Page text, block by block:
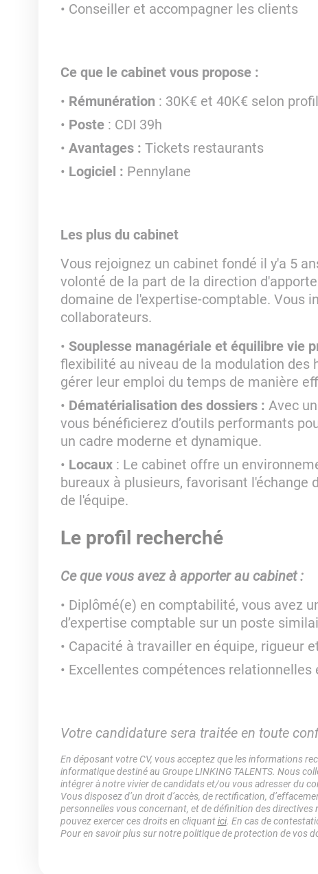
Conseiller et accompagner les clients
Ce que le cabinet vous propose :
Rémunération : 30K€ et 40K€ selon profil
Poste: CDI 39h
Avantages : Tickets restaurants
Logiciel : Pennylane
Les plus du cabinet
Vous rejoignez un cabinet fondé il y'a 5
volonté de la part de la direction
domaine de l'expertise-comptable. Vous
collaborateurs.
Souplesse managériale et équilibre vie
flexibilité au niveau de la modulation
gérer leur emploi du temps de manière
Dématérialisation des dossiers : Avec
vous bénéficierez d’outils performants
un cadre moderne et dynamique.
Locaux : Le cabinet offre un
bureaux à plusieurs, favorisant
de l'équipe.
Le profil recherché
Ce que vous avez à apporter au cabinet :
Diplômé(e) en comptabilité, vous avez
d’expertise comptable sur un poste
Capacité à travailler en équipe, rigueur
Excellentes compétences relationnelles
Votre candidature sera traitée en toute
En déposant votre CV, vous acceptez que les informations
informatique destiné au Groupe LINKING TALENTS. Nous
intégrer à notre vivier de candidats et/ou vous adresser du
Vous disposez d’un droit d’accès, de rectification,
personnelles vous concernant, et de définition des
pouvez exercer ces droits en cliquantici. En cas de
Pour en savoir plus sur notre politique de protection de vos